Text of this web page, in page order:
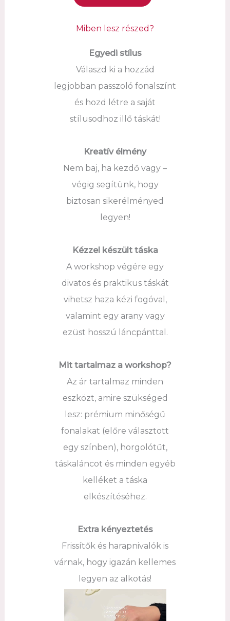
Miben lesz részed?
Egyedi stílus
Válaszd ki a hozzád
legjobban passzoló fonalszínt
és hozd létre a saját
stílusodhoz illő táskát!
Kreatív élmény
Nem baj, ha kezdő vagy –
végig segítünk, hogy
biztosan sikerélményed
legyen!
Kézzel készült táska
A workshop végére egy
divatos és praktikus táskát
vihetsz haza kézi fogóval,
valamint egy arany vagy
ezüst hosszú láncpánttal.
Mit tartalmaz a workshop?
Az ár tartalmaz minden
eszközt, amire szükséged
lesz: prémium minőségű
fonalakat (előre választott
egy színben), horgolótűt,
táskaláncot és minden egyéb
kelléket a táska
elkészítéséhez.
Extra kényeztetés
Frissítők és harapnivalók is
várnak, hogy igazán kellemes
legyen az alkotás!